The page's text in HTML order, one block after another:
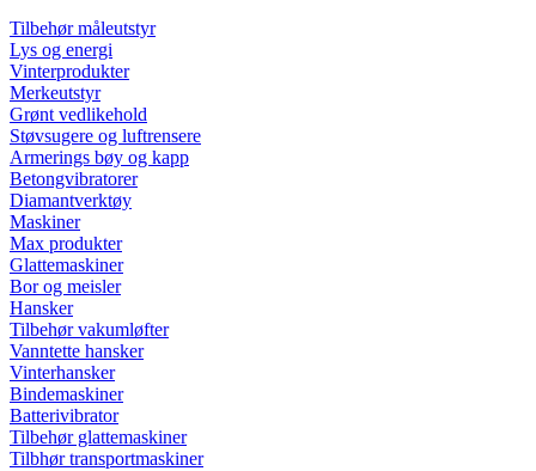
Tilbehør måleutstyr
Lys og energi
Vinterprodukter
Merkeutstyr
Grønt vedlikehold
Støvsugere og luftrensere
Armerings bøy og kapp
Betongvibratorer
Diamantverktøy
Maskiner
Max produkter
Glattemaskiner
Bor og meisler
Hansker
Tilbehør vakumløfter
Vanntette hansker
Vinterhansker
Bindemaskiner
Batterivibrator
Tilbehør glattemaskiner
Tilbhør transportmaskiner